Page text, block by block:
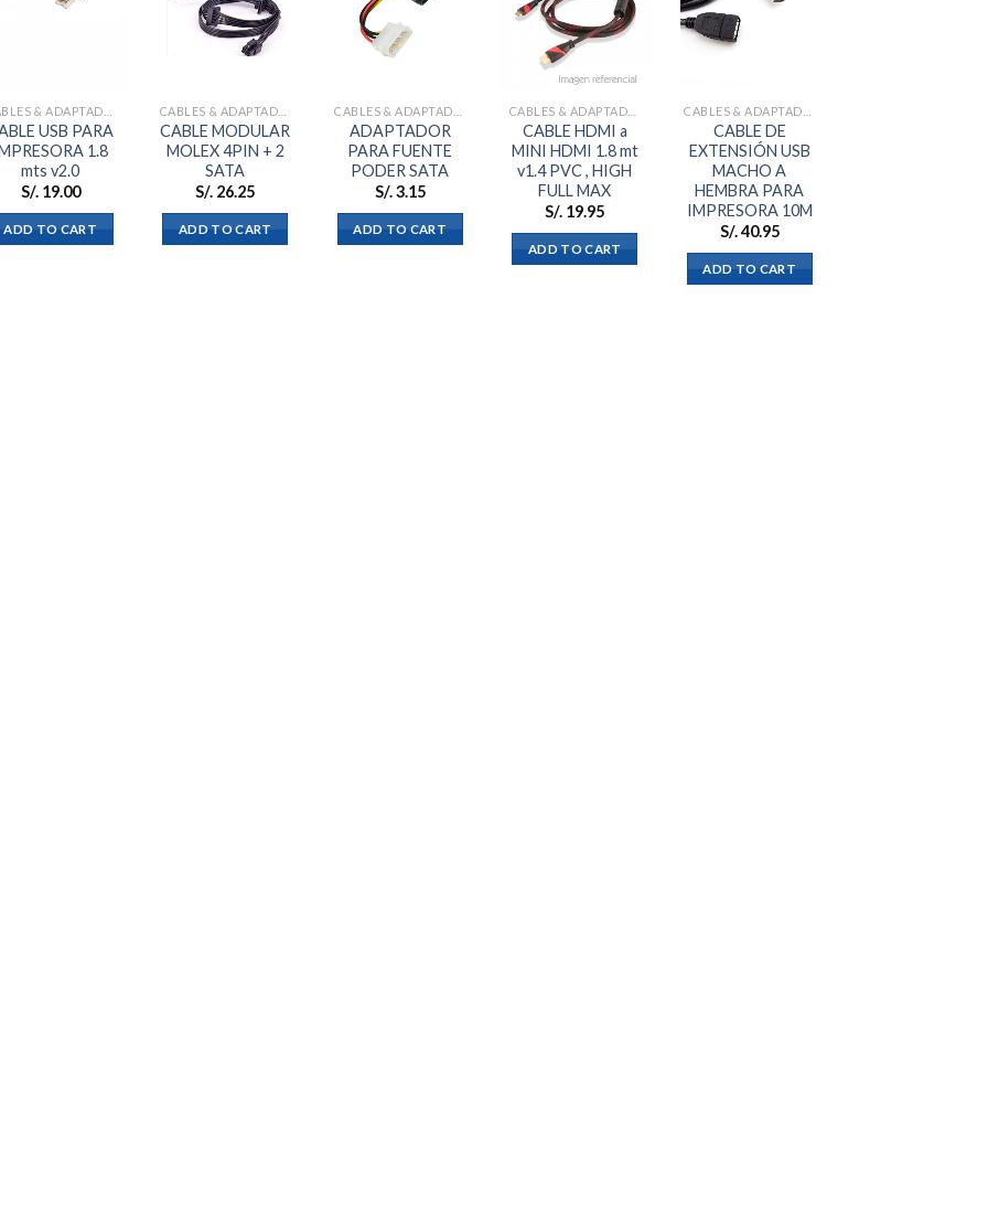
USB PARA
1.8
mts v2.0
S/.19.00
ADD TO CART
Añadir
a la
CABLE MODULAR
MOLEX 4PIN + 2
SATA
S/. 26.25
ADD TO CART
ADAPTADOR
PARA FUENTE
PODER SATA
S/.3.15
ADD TO CART
Añadir
deseos
CABLE HDMI a
MINI HDMI 1.8 mt
v1.4 PVC , HIGH
FULL MAX
S/. 19.95
ADD TO CART
CABLE DE
EXTENSIÓN USB
MACHO A
HEMBRA PARA
IMPRESORA 10M
S/.40.95
ADD TO CART